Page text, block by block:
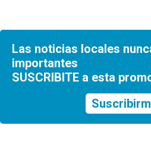
Las noticias locales
importantes
SUSCRIBITE a esta